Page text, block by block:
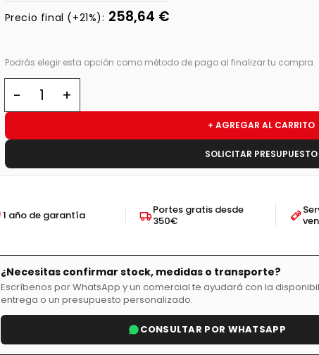
Precio final (+21%): 258,64 €
Podrás elegir esta opción como método de pago al finalizar tu compra.
+ AGREGAR AL CARRITO
SOLICITAR PRESUPUESTO
1 año de garantía
Portes gratis desde
350€
¿Necesitas confirmar stock, medidas o transporte?
Escríbenos por WhatsApp y un comercial te ayudará con la
entrega o un presupuesto personalizado.
CONSULTAR POR WHATSAPP